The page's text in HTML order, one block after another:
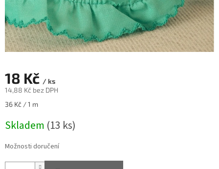
18 Kč / ks
14,88 Kč bez DPH
Měrná
36 Kč / 1 m
Skladem (13 ks)
Možnosti doručení